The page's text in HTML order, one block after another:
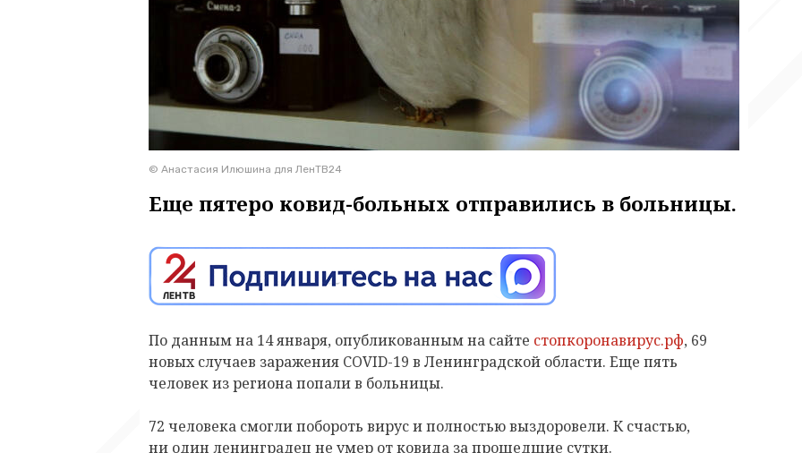
© Анастасия Илюшина для ЛенТВ24
Еще пятеро ковид-больных отправились в больницы.
По данным на 14 января, опубликованным на сайте стопкоронавирус.рф, 69
новых случаев заражения COVID-19 в Ленинградской области. Еще пять
человек из региона попали в больницы.
72 человека смогли побороть вирус и полностью выздоровели. К счастью,
ни один ленинградец не умер от ковида за прошедшие сутки.